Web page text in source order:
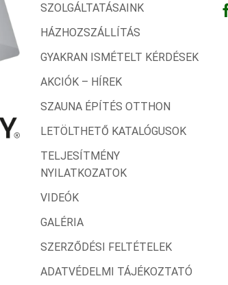
SZOLGÁLTATÁSAINK
HÁZHOZSZÁLLÍTÁS
GYAKRAN ISMÉTELT KÉRDÉSEK
AKCIÓK – HÍREK
SZAUNA ÉPÍTÉS OTTHON
LETÖLTHETŐ KATALÓGUSOK
TELJESÍTMÉNY
NYILATKOZATOK
VIDEÓK
GALÉRIA
SZERZŐDÉSI FELTÉTELEK
ADATVÉDELMI TÁJÉKOZTATÓ